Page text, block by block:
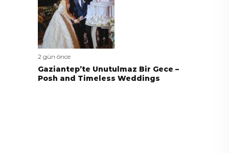
2 gün önce
Gaziantep’te Unutulmaz Bir Gece –
Posh and Timeless Weddings